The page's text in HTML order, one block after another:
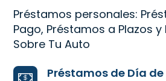
Préstamos personales:
Pago, Préstamos a Plazos
Sobre Tu Auto
Préstamos de Día de